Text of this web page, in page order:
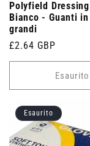
Polyfield
Bianco - Guanti
grandi
Prezzo
di
£2.64 GBP
Esaurito
Esaurito